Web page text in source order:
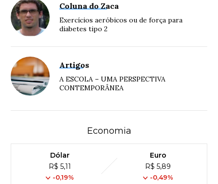
Coluna do Zaca
Exercícios aeróbicos ou de força para
diabetes tipo 2
Artigos
A ESCOLA – UMA PERSPECTIVA
CONTEMPORÂNEA
Economia
Dólar
R$ 5,11
-0,19%
Euro
R$ 5,89
-0,49%